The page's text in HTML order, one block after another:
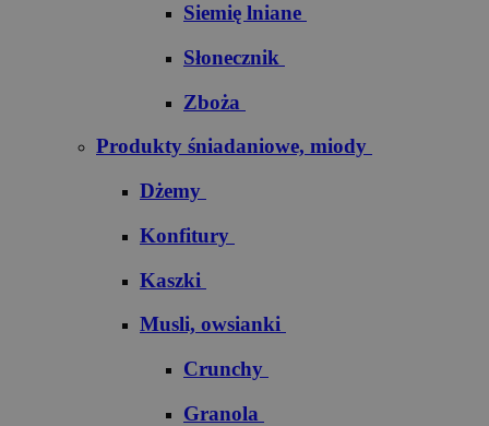
Siemię lniane
Słonecznik
Zboża
Produkty śniadaniowe, miody
Dżemy
Konfitury
Kaszki
Musli, owsianki
Crunchy
Granola